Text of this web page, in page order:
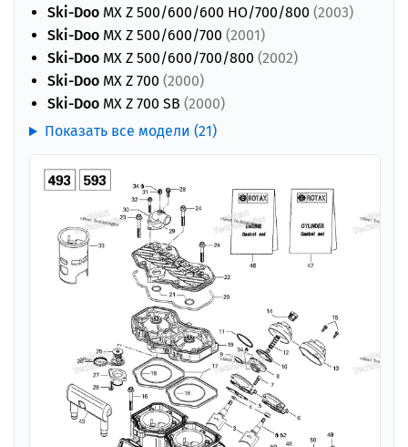
Ski-Doo MX Z 500/600/600 HO/700/800 (2003)
Ski-Doo MX Z 500/600/700 (2001)
Ski-Doo MX Z 500/600/700/800 (2002)
Ski-Doo MX Z 700 (2000)
Ski-Doo MX Z 700 SB (2000)
Показать все модели (21)